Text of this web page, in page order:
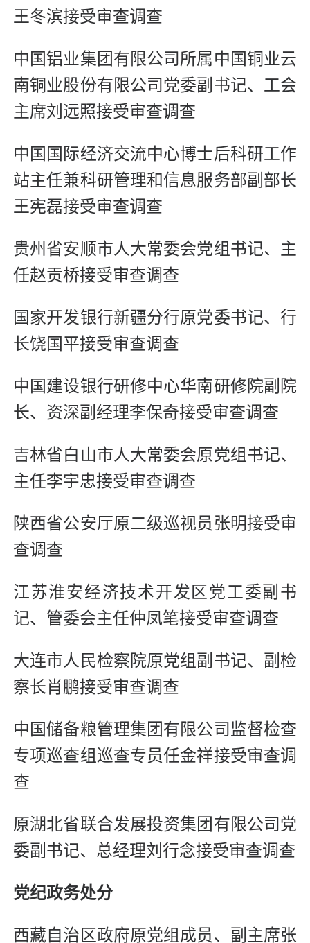
王冬滨接受审查调查
中国铝业集团有限公司所属中国铜业云
南铜业股份有限公司党委副书记、工会
主席刘远照接受审查调查
中国国际经济交流中心博士后科研工作
站主任兼科研管理和信息服务部副部长
王宪磊接受审查调查
贵州省安顺市人大常委会党组书记、主
任赵贡桥接受审查调查
国家开发银行新疆分行原党委书记、行
长饶国平接受审查调查
中国建设银行研修中心华南研修院副院
长、资深副经理李保奇接受审查调查
吉林省白山市人大常委会原党组书记、
主任李宇忠接受审查调查
陕西省公安厅原二级巡视员张明接受审
查调查
江苏淮安经济技术开发区党工委副书
记、管委会主任仲凤笔接受审查调查
大连市人民检察院原党组副书记、副检
察长肖鹏接受审查调查
中国储备粮管理集团有限公司监督检查
专项巡查组巡查专员任金祥接受审查调
查
原湖北省联合发展投资集团有限公司党
委副书记、总经理刘行念接受审查调查
党纪政务处分
西藏自治区政府原党组成员、副主席张